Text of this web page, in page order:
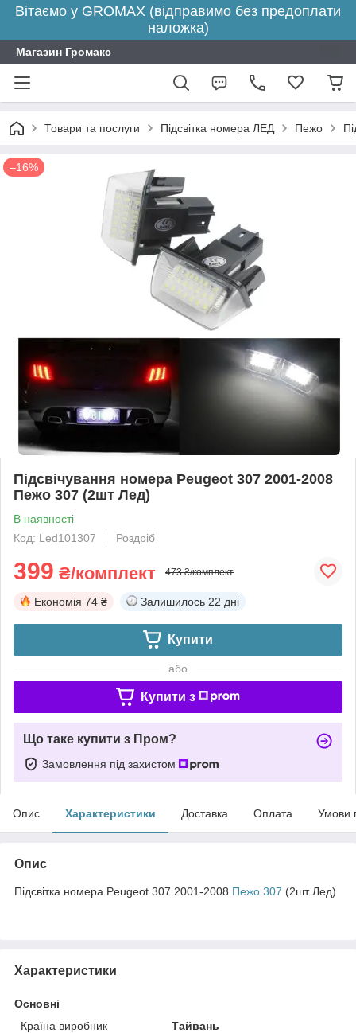
Вітаємо у GROMAX (відправимо без предоплати
наложка)
Магазин Громакс
Товари та послуги Підсвітка номера ЛЕД Пежо
–16%
Підсвічування номера Peugeot 307 2001-2008
Пежо 307 (2шт Лед)
В наявності
Код: Led101307
Роздріб
399 ₴/комплект 473 ₴/комплект
Економія 74 ₴ Залишилось 22 дні
Купити
або
Купити з
Що таке купити з Пром?
Замовлення під захистом
Опис Характеристики Доставка Оплата Умови
Опис
Підсвітка номера Peugeot 307 2001-2008 Пежо 307 (2шт Лед)
Характеристики
Основні
Країна виробник
Тайвань